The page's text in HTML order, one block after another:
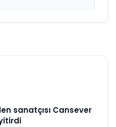
sanatçısı Cansever